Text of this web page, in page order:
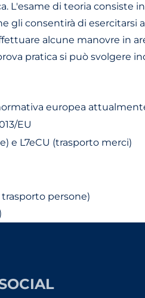
L'esame di teoria consiste
gli consentirà di esercitarsi
alcune manovre in
pratica si può svolgere
europea
EU
e L7eCU (trasporto merci)
persone)